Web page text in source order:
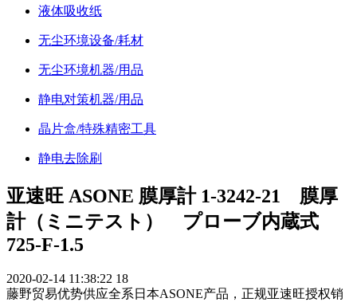
液体吸收纸
无尘环境设备/耗材
无尘环境机器/用品
静电对策机器/用品
晶片盒/特殊精密工具
静电去除刷
亚速旺 ASONE 膜厚計 1-3242-21 膜厚
計（ミニテスト） プローブ内蔵式
725-F-1.5
2020-02-14 11:38:22 18
藤野贸易优势供应全系日本ASONE产品，正规亚速旺授权销